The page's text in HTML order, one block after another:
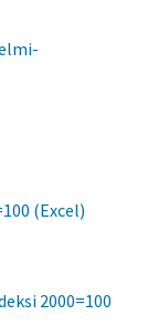
(Excel)
2000=100